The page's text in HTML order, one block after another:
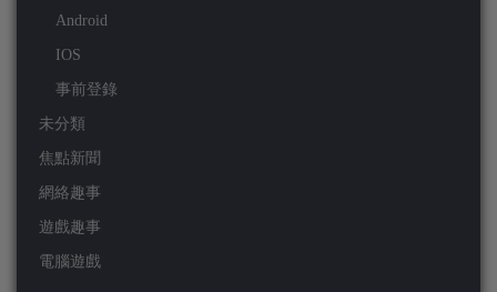
Android
IOS
事前登錄
未分類
焦點新聞
網絡趣事
遊戲趣事
電腦遊戲